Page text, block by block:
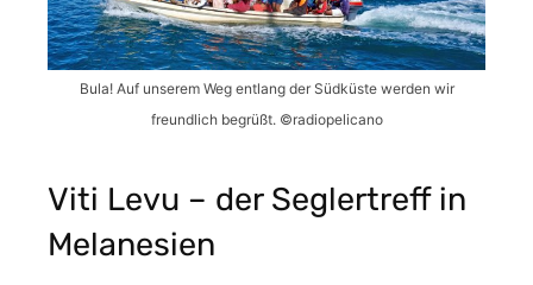
Bula! Auf unserem Weg entlang der Südküste werden wir
freundlich begrüßt. ©radiopelicano
Viti Levu – der Seglertreff in
Melanesien